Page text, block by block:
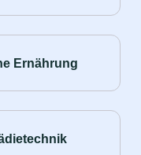
Ernährung